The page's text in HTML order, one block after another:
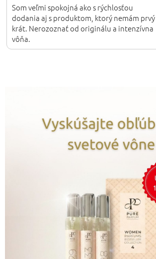
Som veľmi spokojná ako s rýchlosťou
dodania aj s produktom, ktorý nemám prvý
krát. Nerozoznať od originálu a intenzívna
vôňa.